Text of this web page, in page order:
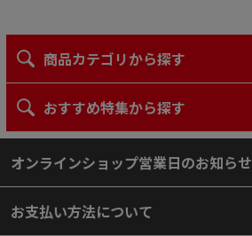
商品カテゴリから探す
おすすめ特集から探す
オンラインショップ営業日のお知らせ
お支払い方法について